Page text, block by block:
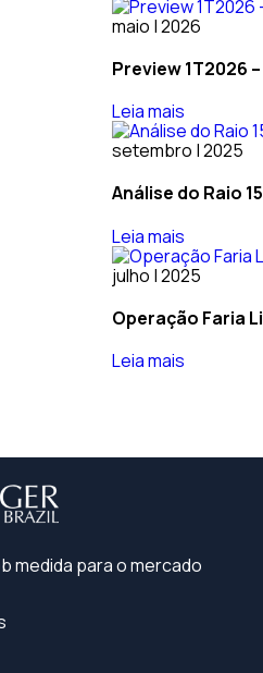
maio | 2026
Preview 1T2026
Leia mais
setembro | 2025
Análise do Raio
Leia mais
julho | 2025
Operação Faria
Leia mais
medida para o mercado